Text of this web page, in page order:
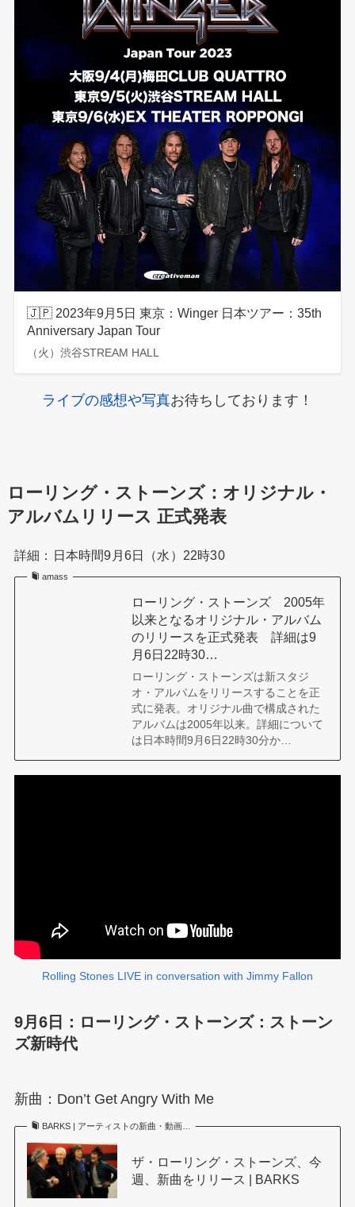
🇯🇵 2023年9月5日 東京：Winger 日本ツアー：35th
Anniversary Japan Tour
（火）渋谷STREAM HALL
ライブの感想や写真お待ちしております！
ローリング・ストーンズ：オリジナル・
アルバムリリース 正式発表
詳細：日本時間9月6日（水）22時30
amass
ローリング・ストーンズ 2005年
以来となるオリジナル・アルバム
のリリースを正式発表 詳細は9
月6日22時30…
ローリング・ストーンズは新スタジ
オ・アルバムをリリースすることを正
式に発表。オリジナル曲で構成された
アルバムは2005年以来。詳細について
は日本時間9月6日22時30分か…
Rolling Stones LIVE in conversation with Jimmy Fallon
9月6日：ローリング・ストーンズ：ストーン
ズ新時代
新曲：Don’t Get Angry With Me
BARKS | アーティストの新曲・動画…
ザ・ローリング・ストーンズ、今
週、新曲をリリース | BARKS